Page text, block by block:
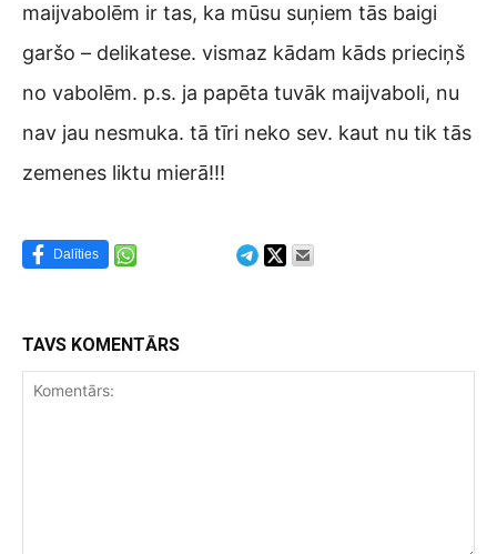
maijvabolēm ir tas, ka mūsu suņiem tās baigi
garšo – delikatese. vismaz kādam kāds prieciņš
no vabolēm. p.s. ja papēta tuvāk maijvaboli, nu
nav jau nesmuka. tā tīri neko sev. kaut nu tik tās
zemenes liktu mierā!!!
Dalīties
TAVS KOMENTĀRS